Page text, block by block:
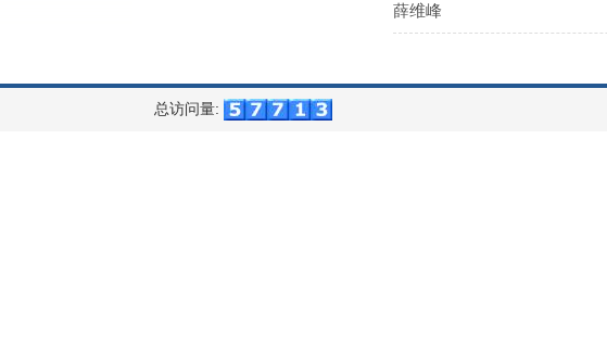
薛维峰
总访问量: